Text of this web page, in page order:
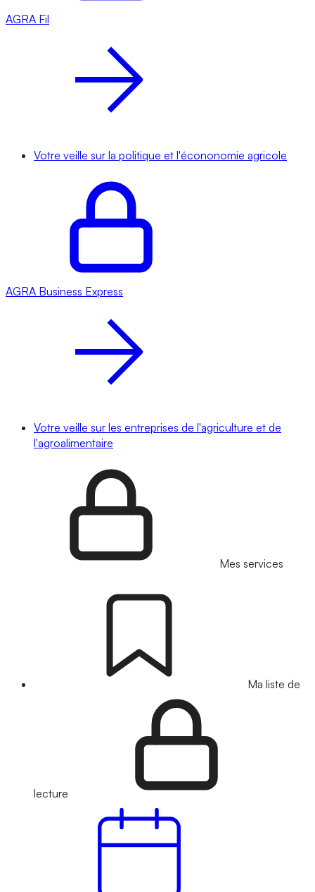
AGRA Fil
Votre veille sur la politique et l'écononomie agricole
AGRA Business Express
Votre veille sur les entreprises de l'agriculture et de
l'agroalimentaire
Mes services
Ma liste de
lecture